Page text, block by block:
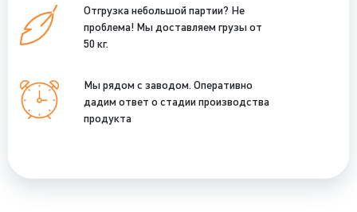
Отгрузка небольшой партии? Не
проблема! Мы доставляем грузы от
50 кг.
Мы рядом с заводом. Оперативно
дадим ответ о стадии производства
продукта